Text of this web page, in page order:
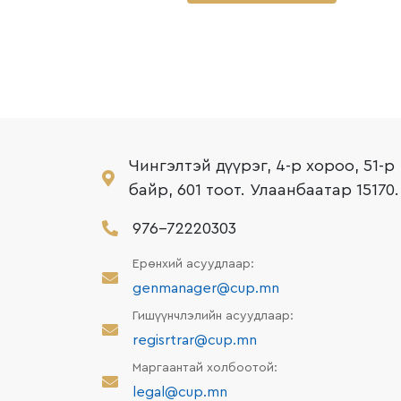
Чингэлтэй дүүрэг, 4-р хороо, 51-р
байр, 601 тоот. Улаанбаатар 15170.
976-72220303
Ерөнхий асуудлаар:
genmanager@cup.mn
Гишүүнчлэлийн асуудлаар:
regisrtrar@cup.mn
Маргаантай холбоотой:
legal@cup.mn